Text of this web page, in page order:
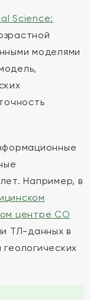
Science:
моделями
Например, в
центре СО
ТЛ-данных в